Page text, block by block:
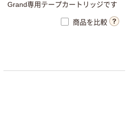
Grand専用テープカートリッジです
商品を比較